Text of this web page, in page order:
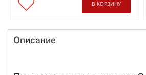
В КОРЗИНУ
Описание